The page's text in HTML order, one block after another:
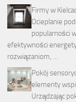
Firmy w
Ocieplanie
popularności
efektywności
rozwiązaniom, …
Pokój
elementy
Urządzając